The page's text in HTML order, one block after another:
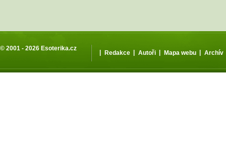
© 2001 - 2026 Esoterika.cz
| Redakce | Autoři | Mapa webu | Archív